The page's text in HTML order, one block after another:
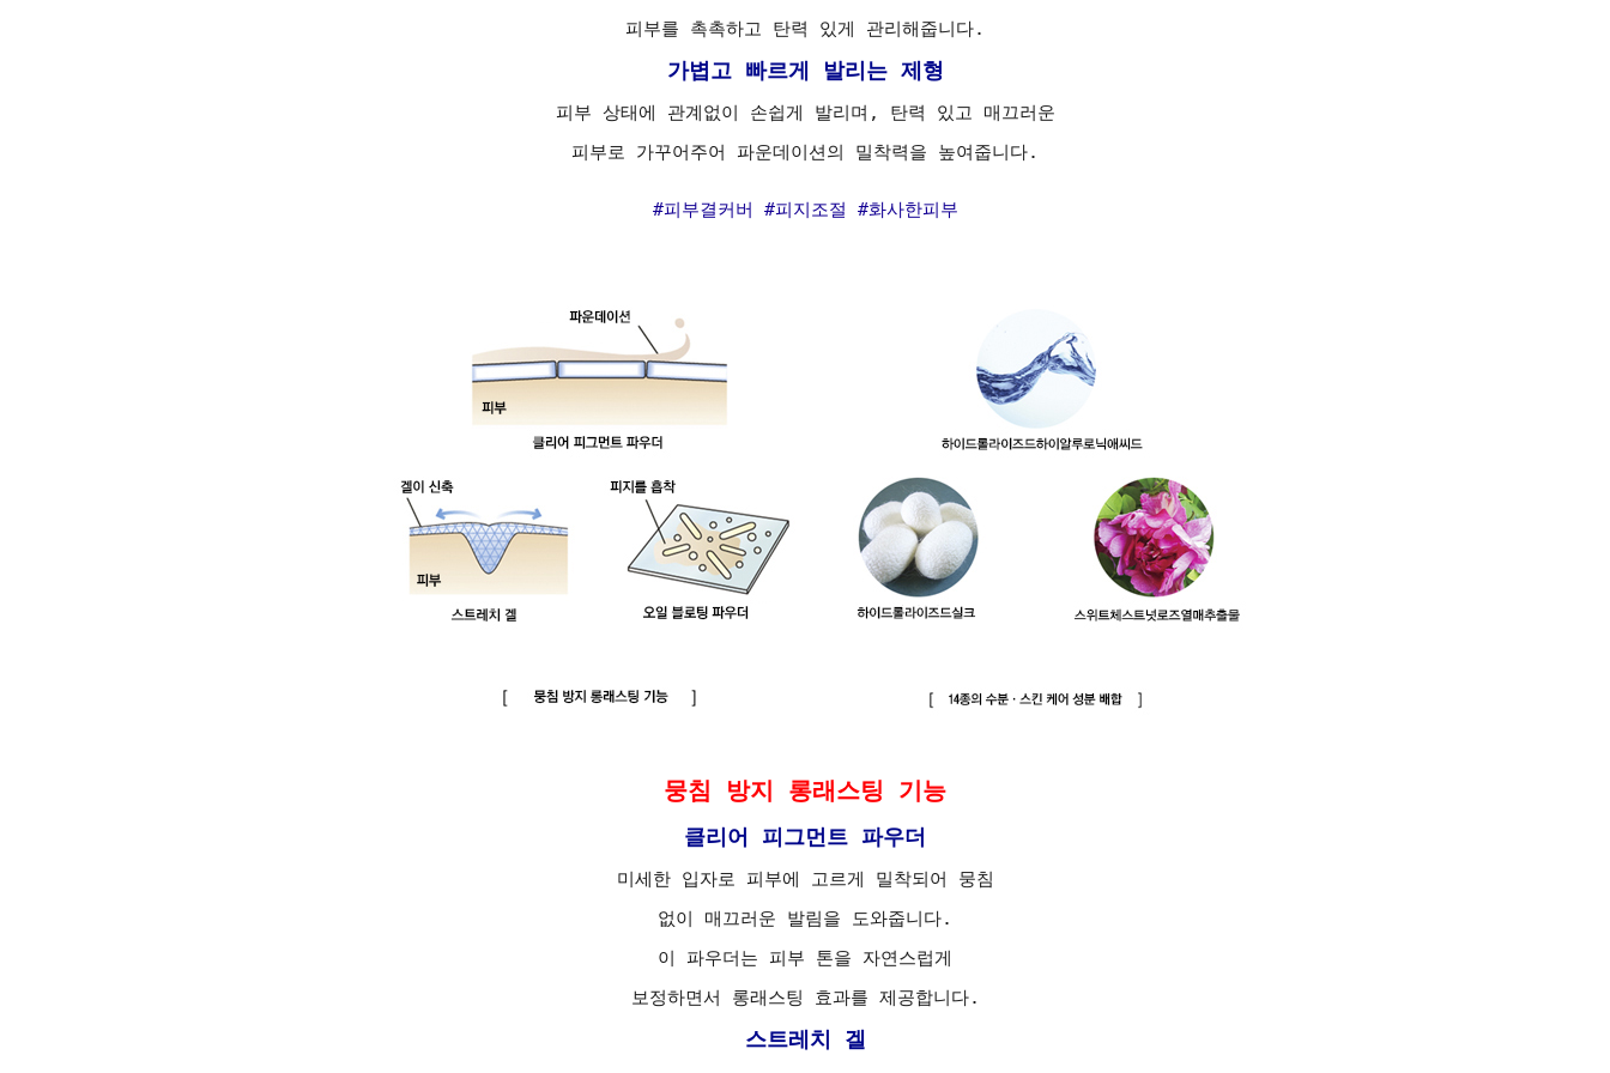
피부를 촉촉하고 탄력 있게 관리해줍니다.
가볍고 빠르게 발리는 제형
피부 상태에 관계없이 손쉽게 발리며, 탄력 있고 매끄러운
피부로 가꾸어주어 파운데이션의 밀착력을 높여줍니다.
#피부결커버 #피지조절 #화사한피부
뭉침 방지 롱래스팅 기능
클리어 피그먼트 파우더
미세한 입자로 피부에 고르게 밀착되어 뭉침
없이 매끄러운 발림을 도와줍니다.
이 파우더는 피부 톤을 자연스럽게
보정하면서 롱래스팅 효과를 제공합니다.
스트레치 겔